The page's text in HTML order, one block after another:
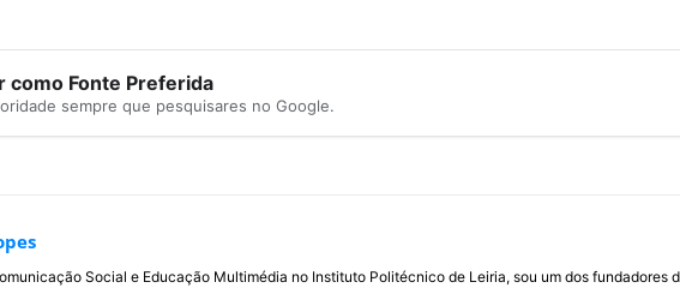
como Fonte Preferida
sempre que pesquisares no Google.
Social e Educação Multimédia no Instituto Politécnico de Leiria, sou um dos fundadores